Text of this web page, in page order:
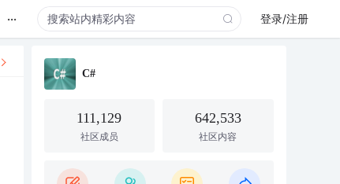
... 登录/注册
C#
111,129
社区成员
642,533
社区内容